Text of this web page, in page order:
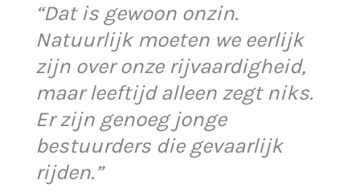
“Dat is gewoon onzin.
Natuurlijk moeten we eerlijk
zijn over onze rijvaardigheid,
maar leeftijd alleen zegt niks.
Er zijn genoeg jonge
bestuurders die gevaarlijk
rijden.”